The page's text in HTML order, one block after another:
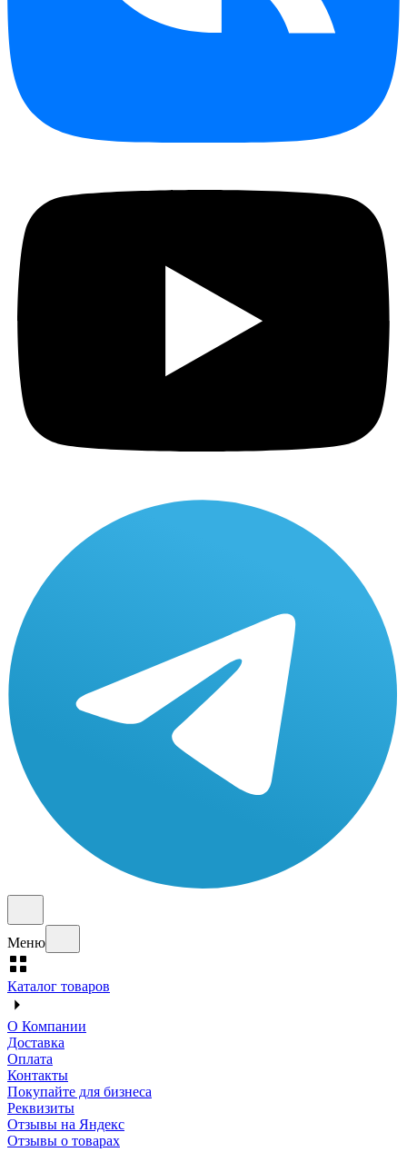
Меню
Каталог товаров
О Компании
Доставка
Оплата
Контакты
Покупайте для бизнеса
Реквизиты
Отзывы на Яндекс
Отзывы о товарах